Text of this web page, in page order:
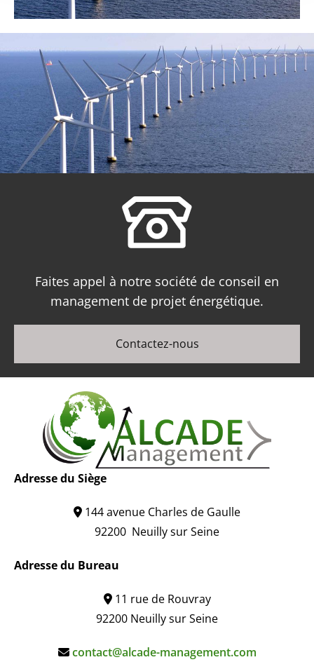
Faites appel à notre société de conseil en
management de projet énergétique.
Contactez-nous
Adresse du Siège
 144 avenue Charles de Gaulle
92200 Neuilly sur Seine
Adresse du Bureau
11 rue de Rouvray
92200 Neuilly sur Seine
 contact@alcade-management.com